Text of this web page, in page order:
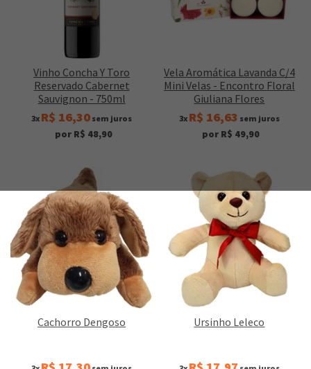
Vinho Concha Y Toro
Reservado Cabernet
Sauvignon - 750ml
3x R$ 16,30 sem juros
por R$ 48,90
Vela Aromática Lavanda C/4
Mini Velas - Encontro Floral
Giuliana Flores
3x R$ 16,63 sem juros
por R$ 49,90
Cachorro Dengoso Ursinho Leleco